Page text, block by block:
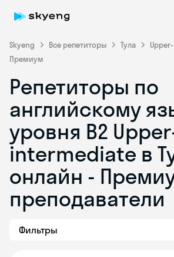
Skyeng Все репетиторы Тула
Премиум
Репетиторы по
английскому
уровня B2
intermediate в
онлайн -
преподаватели
Фильтры
Skyeng Chat